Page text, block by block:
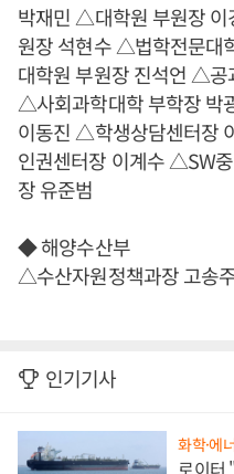
박재민 △대학원 부원장
원장 석현수 △법학전문대
대학원 부원장 진석언 △공
△사회과학대학 부학장 박
이동진 △학생상담센터장
인권센터장 이계수 △SW
장 유준범
◆ 해양수산부
△수산자원정책과장 고송
인기기사
화학·에
로이터